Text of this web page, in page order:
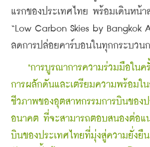
แรกของประเทศไทย พร้อมเดินหน้
“Low Carbon Skies by Bangkok
ลดการปล่อยคาร์บอนในทุกกระบวน
"การบูรณาการความร่วมมือในค
การผลักดันและเตรียมความพร้อมใน
ชีวภาพของอุตสาหกรรมการบินของ
อนาคต ที่จะสามารถตอบสนองต่อแ
บินของประเทศไทยที่มุ่งสู่ความยั่งยื